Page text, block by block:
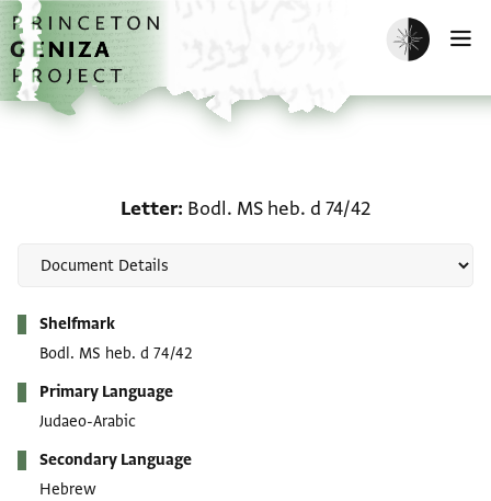
Skip to main content
home
Enable dark
Letter Bodl. MS heb. d 74/42
Shelfmark
Bodl. MS heb. d 74/42
Primary Language
Judaeo-Arabic
Secondary Language
Hebrew